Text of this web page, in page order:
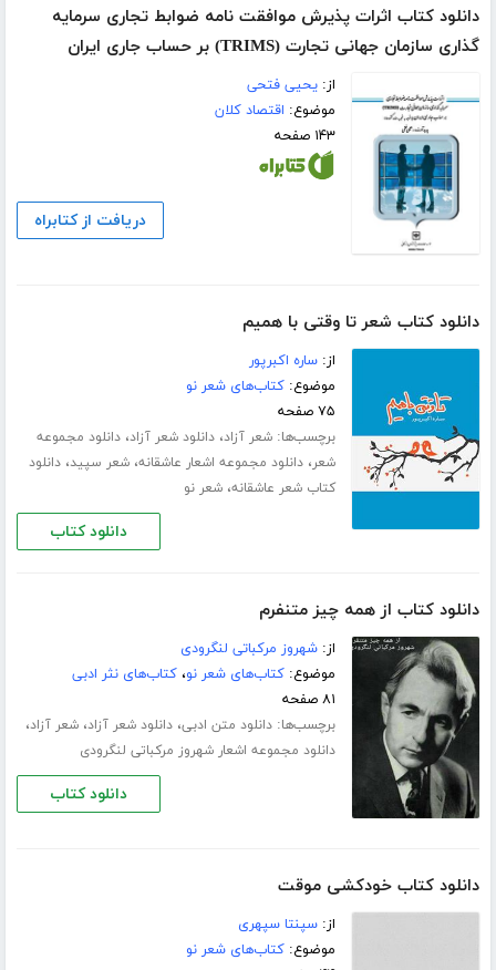
دانلود کتاب اثرات پذیرش موافقت نامه ضوابط تجاری سرمایه
گذاری سازمان جهانی تجارت (TRIMS) بر حساب جاری ایران
از:یحیی فتحی
موضوع: اقتصاد کلان
۱۴۳ صفحه
دریافت از کتابراه
دانلود کتاب شعر تا وقتی با همیم
از:ساره اکبرپور
موضوع:کتاب‌های شعر نو
۷۵ صفحه
برچسب‌ها:شعر آزاد،دانلود شعر آزاد،دانلود مجموعه
شعر،دانلود مجموعه اشعار عاشقانه،شعر سپید،دانلود
کتاب شعر عاشقانه،شعر نو
دانلود کتاب
دانلود کتاب از همه چیز متنفرم
از:شهروز مرکباتی لنگرودی
موضوع:کتاب‌های شعر نو،کتاب‌های نثر ادبی
۸۱ صفحه
برچسب‌ها:دانلود متن ادبی،دانلود شعر آزاد،شعر آزاد،
دانلود مجموعه اشعار شهروز مرکباتی لنگرودی
دانلود کتاب
دانلود کتاب خودکشی موقت
از:سپنتا سپهری
موضوع:کتاب‌های شعر نو